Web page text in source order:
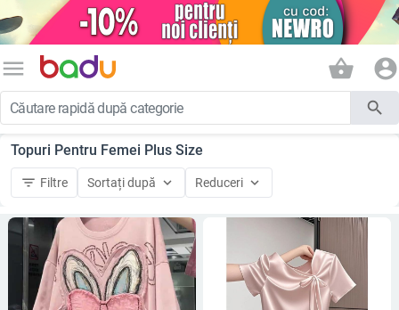
menu shopping_basket account_circle
search
Topuri Pentru Femei Plus Size
filter_list Filtre Sortați după keyboard_arrow_down Reduceri keyboard_arrow_down